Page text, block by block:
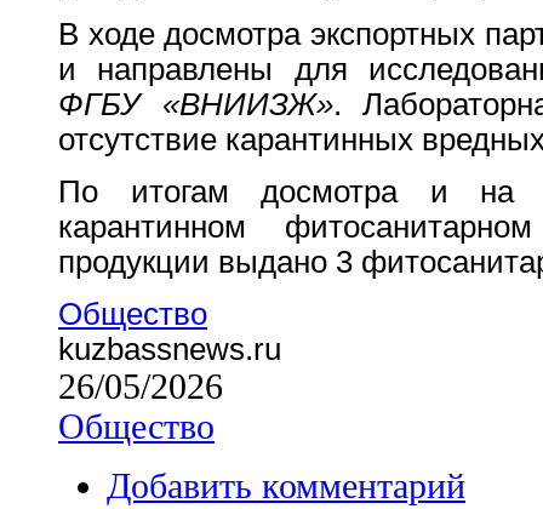
В ходе досмотра экспортных
и направлены для
ФГБУ «ВНИИЗЖ».
отсутствие карантинных
По итогам досмотра и на
карантинном
продукции выдано 3
Общество
kuzbassnews.ru
26/05/2026
Общество
Добавить комментарий